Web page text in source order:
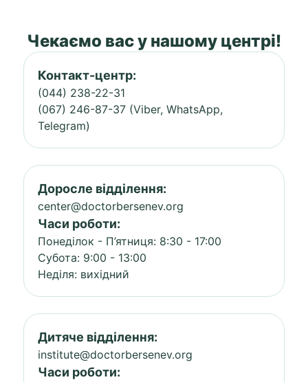
Чекаємо вас у нашому центрі!
Контакт-центр:
(044) 238-22-31
(067) 246-87-37 (Viber, WhatsApp,
Telegram)
Доросле відділення:
center@doctorbersenev.org
Часи роботи:
Понеділок - П’ятниця: 8:30 - 17:00
Субота: 9:00 - 13:00
Неділя: вихідний
Дитяче відділення:
institute@doctorbersenev.org
Часи роботи: